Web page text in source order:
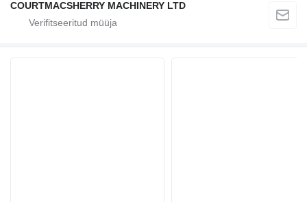
COURTMACSHERRY MACHINERY LTD